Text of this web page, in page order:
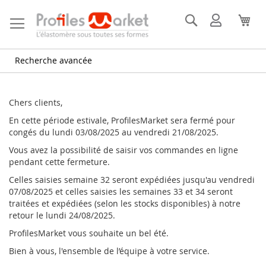
au
contenu
Rechercher
Recherche avancée
Mon
compte
Chers clients,
En cette période estivale, ProfilesMarket sera fermé pour
congés du lundi 03/08/2025 au vendredi 21/08/2025.
Vous avez la possibilité de saisir vos commandes en ligne
pendant cette fermeture.
Celles saisies semaine 32 seront expédiées jusqu'au vendredi
07/08/2025 et celles saisies les semaines 33 et 34 seront
traitées et expédiées (selon les stocks disponibles) à notre
retour le lundi 24/08/2025.
ProfilesMarket vous souhaite un bel été.
Bien à vous, l'ensemble de l’équipe à votre service.